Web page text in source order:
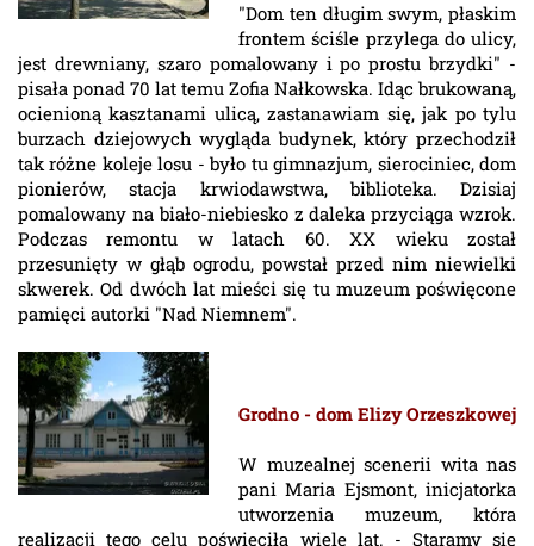
"Dom ten długim swym, płaskim
frontem ściśle przylega do ulicy,
jest drewniany, szaro pomalowany i po prostu brzydki" -
pisała ponad 70 lat temu Zofia Nałkowska. Idąc brukowaną,
ocienioną kasztanami ulicą, zastanawiam się, jak po tylu
burzach dziejowych wygląda budynek, który przechodził
tak różne koleje losu - było tu gimnazjum, sierociniec, dom
pionierów, stacja krwiodawstwa, biblioteka. Dzisiaj
pomalowany na biało-niebiesko z daleka przyciąga wzrok.
Podczas remontu w latach 60. XX wieku został
przesunięty w głąb ogrodu, powstał przed nim niewielki
skwerek. Od dwóch lat mieści się tu muzeum poświęcone
pamięci autorki "Nad Niemnem".
Grodno - dom Elizy Orzeszkowej
W muzealnej scenerii wita nas
pani Maria Ejsmont, inicjatorka
utworzenia muzeum, która
realizacji tego celu poświęciła wiele lat. - Staramy się